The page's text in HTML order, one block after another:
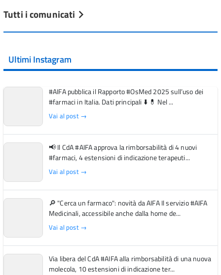
Tutti i comunicati
Ultimi Instagram
#AIFA pubblica il Rapporto #OsMed 2025 sull’uso dei
#farmaci in Italia. Dati principali ⬇️ 💊 Nel ...
Vai al post →
📢 Il CdA #AIFA approva la rimborsabilità di 4 nuovi
#farmaci, 4 estensioni di indicazione terapeuti...
Vai al post →
🔎 "Cerca un farmaco": novità da AIFA Il servizio #AIFA
Medicinali, accessibile anche dalla home de...
Vai al post →
Via libera del CdA #AIFA alla rimborsabilità di una nuova
molecola, 10 estensioni di indicazione ter...